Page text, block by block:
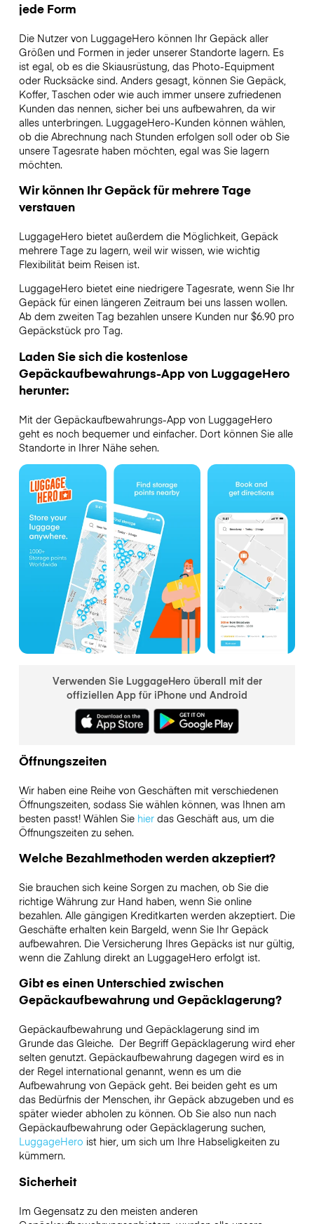
jede Form
Die Nutzer von LuggageHero können Ihr Gepäck aller
Größen und Formen in jeder unserer Standorte lagern. Es
ist egal, ob es die Skiausrüstung, das Photo-Equipment
oder Rucksäcke sind. Anders gesagt, können Sie Gepäck,
Koffer, Taschen oder wie auch immer unsere zufriedenen
Kunden das nennen, sicher bei uns aufbewahren, da wir
alles unterbringen. LuggageHero-Kunden können wählen,
ob die Abrechnung nach Stunden erfolgen soll oder ob Sie
unsere Tagesrate haben möchten, egal was Sie lagern
möchten.
Wir können Ihr Gepäck für mehrere Tage
verstauen
LuggageHero bietet außerdem die Möglichkeit, Gepäck
mehrere Tage zu lagern, weil wir wissen, wie wichtig
Flexibilität beim Reisen ist.
LuggageHero bietet eine niedrigere Tagesrate, wenn Sie Ihr
Gepäck für einen längeren Zeitraum bei uns lassen wollen.
Ab dem zweiten Tag bezahlen unsere Kunden nur $6.90 pro
Gepäckstück pro Tag.
Laden Sie sich die kostenlose
Gepäckaufbewahrungs-App von LuggageHero
herunter:
Mit der Gepäckaufbewahrungs-App von LuggageHero
geht es noch bequemer und einfacher. Dort können Sie alle
Standorte in Ihrer Nähe sehen.
Verwenden Sie LuggageHero überall mit der
offiziellen App für iPhone und Android
Öffnungszeiten
Wir haben eine Reihe von Geschäften mit verschiedenen
Öffnungszeiten, sodass Sie wählen können, was Ihnen am
besten passt! Wählen Sie hierdas Geschäft aus, um die
Öffnungszeiten zu sehen.
Welche Bezahlmethoden werden akzeptiert?
Sie brauchen sich keine Sorgen zu machen, ob Sie die
richtige Währung zur Hand haben, wenn Sie online
bezahlen. Alle gängigen Kreditkarten werden akzeptiert. Die
Geschäfte erhalten kein Bargeld, wenn Sie Ihr Gepäck
aufbewahren. Die Versicherung Ihres Gepäcks ist nur gültig,
wenn die Zahlung direkt an LuggageHero erfolgt ist.
Gibt es einen Unterschied zwischen
Gepäckaufbewahrung und Gepäcklagerung?
Gepäckaufbewahrung und Gepäcklagerung sind im
Grunde das Gleiche. Der Begriff Gepäcklagerung wird eher
selten genutzt. Gepäckaufbewahrung dagegen wird es in
der Regel international genannt, wenn es um die
Aufbewahrung von Gepäck geht. Bei beiden geht es um
das Bedürfnis der Menschen, ihr Gepäck abzugeben und es
später wieder abholen zu können. Ob Sie also nun nach
Gepäckaufbewahrung oder Gepäcklagerung suchen,
LuggageHero ist hier, um sich um Ihre Habseligkeiten zu
kümmern.
Sicherheit
Im Gegensatz zu den meisten anderen